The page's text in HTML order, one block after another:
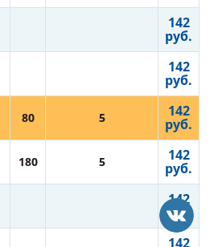
142
руб.
142
руб.
80 5 142
руб.
180 5 142
руб.
142
руб.
142